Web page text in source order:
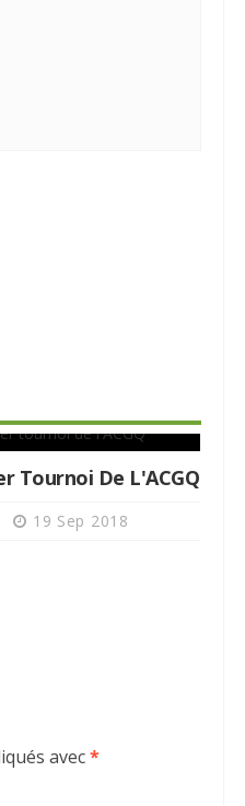
Tournoi De L'ACGQ
19 Sep 2018
avec*